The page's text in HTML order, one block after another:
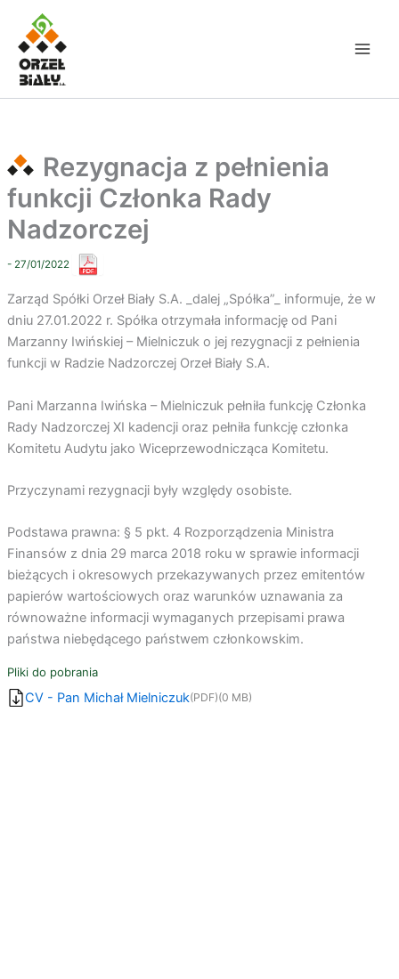
Przejdź
treści
Rezygnacja z pełnienia
funkcji Członka Rady
Nadzorczej
- 27/01/2022
Zarząd Spółki Orzeł Biały S.A. _dalej „Spółka”_ informuje, że w
dniu 27.01.2022 r. Spółka otrzymała informację od Pani
Marzanny Iwińskiej – Mielniczuk o jej rezygnacji z pełnienia
funkcji w Radzie Nadzorczej Orzeł Biały S.A.
Pani Marzanna Iwińska – Mielniczuk pełniła funkcję Członka
Rady Nadzorczej XI kadencji oraz pełniła funkcję członka
Komitetu Audytu jako Wiceprzewodnicząca Komitetu.
Przyczynami rezygnacji były względy osobiste.
Podstawa prawna: § 5 pkt. 4 Rozporządzenia Ministra
Finansów z dnia 29 marca 2018 roku w sprawie informacji
bieżących i okresowych przekazywanych przez emitentów
papierów wartościowych oraz warunków uznawania za
równoważne informacji wymaganych przepisami prawa
państwa niebędącego państwem członkowskim.
Pliki do pobrania
CV - Pan Michał Mielniczuk(PDF)(0 MB)